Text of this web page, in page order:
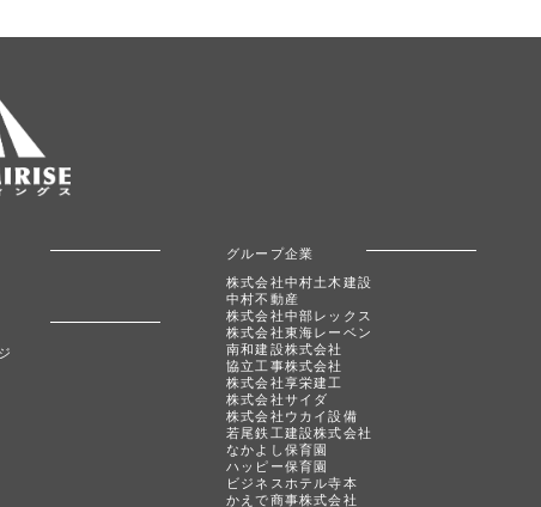
グループ企業
株式会社中村土木建設
中村不動産
株式会社中部レックス
株式会社東海レーベン
南和建設株式会社
協立工事株式会社
株式会社享栄建工
株式会社サイダ
株式会社ウカイ設備
若尾鉄工建設株式会社
なかよし保育園
ハッピー保育園
ビジネスホテル寺本
かえで商事株式会社